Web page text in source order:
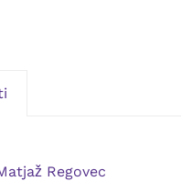
Regovec